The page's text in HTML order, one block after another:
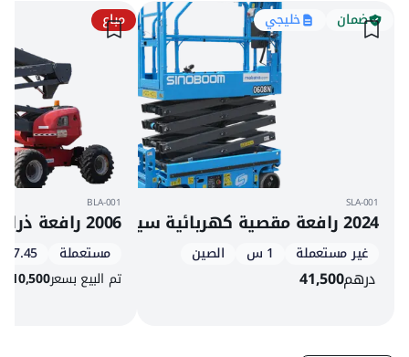
ضمان خليجي
SLA-001
2024 رافعة مقصية كهربائية سينوبوم 0608N
غير مستعملة 1 س الصين
درهم41,500
مباع
BLA-001
2006 رافعة ذراع مفصلية ديزل مانيتو 160 ATJ
مستعملة
7.45 طن
تم البيع بسعر10,500